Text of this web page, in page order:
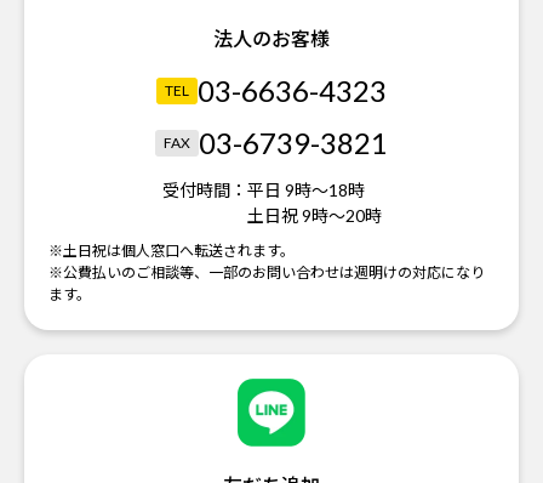
法人のお客様
TEL 03-6636-4323
FAX 03-6739-3821
受付時間： 平日 9時～18時
土日祝 9時～20時
※土日祝は個人窓口へ転送されます。
※公費払いのご相談等、一部のお問い合わせは週明けの対応になり
ます。